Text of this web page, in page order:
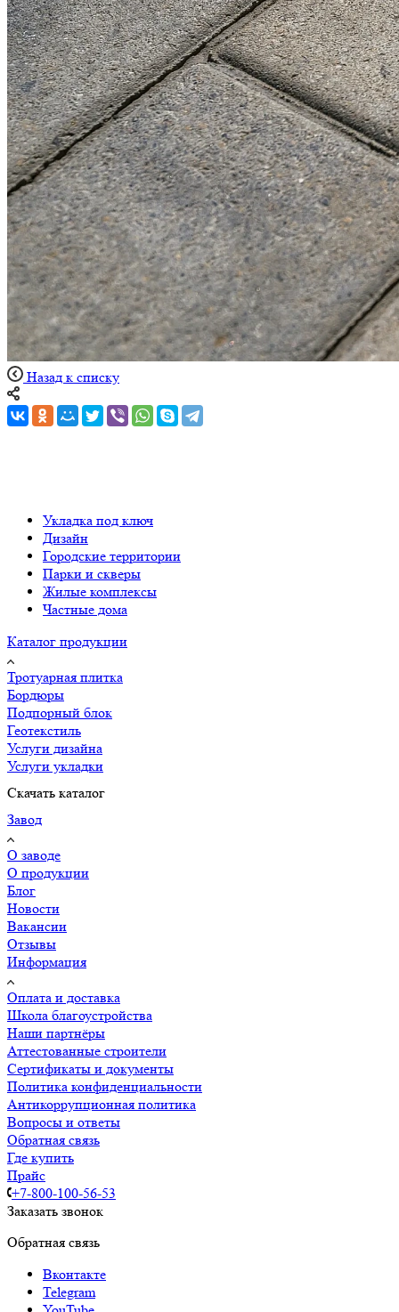
Назад к списку
Укладка под ключ
Дизайн
Городские территории
Парки и скверы
Жилые комплексы
Частные дома
Каталог продукции
Тротуарная плитка
Бордюры
Подпорный блок
Геотекстиль
Услуги дизайна
Услуги укладки
Скачать каталог
Завод
О заводе
О продукции
Блог
Новости
Вакансии
Отзывы
Информация
Оплата и доставка
Школа благоустройства
Наши партнёры
Аттестованные строители
Сертификаты и документы
Политика конфиденциальности
Антикоррупционная политика
Вопросы и ответы
Обратная связь
Где купить
Прайс
+7-800-100-56-53
Заказать звонок
Обратная связь
Вконтакте
Telegram